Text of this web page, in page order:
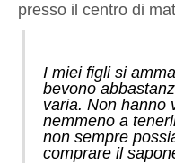
presso il centro di
I miei figli si
bevono
varia. Non hanno
nemmeno a
non sempre
comprare il